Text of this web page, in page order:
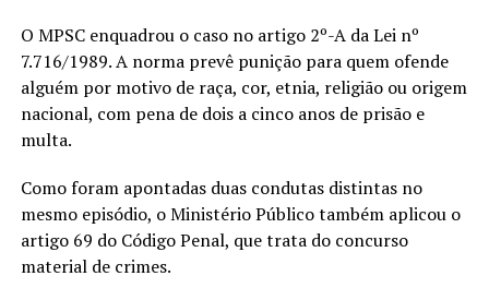
O MPSC enquadrou o caso no artigo 2º-A da Lei nº
7.716/1989. A norma prevê punição para quem ofende
alguém por motivo de raça, cor, etnia, religião ou origem
nacional, com pena de dois a cinco anos de prisão e
multa.
Como foram apontadas duas condutas distintas no
mesmo episódio, o Ministério Público também aplicou o
artigo 69 do Código Penal, que trata do concurso
material de crimes.